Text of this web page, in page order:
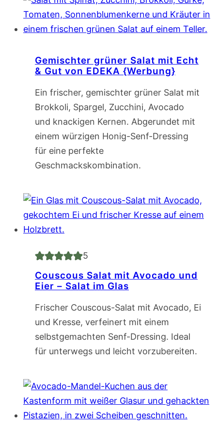
Gemischter grüner Salat mit Echt
& Gut von EDEKA {Werbung}
Ein frischer, gemischter grüner Salat mit
Brokkoli, Spargel, Zucchini, Avocado
und knackigen Kernen. Abgerundet mit
einem würzigen Honig-Senf-Dressing
für eine perfekte
Geschmackskombination.
5
Couscous Salat mit Avocado und
Eier – Salat im Glas
Frischer Couscous-Salat mit Avocado, Ei
und Kresse, verfeinert mit einem
selbstgemachten Senf-Dressing. Ideal
für unterwegs und leicht vorzubereiten.